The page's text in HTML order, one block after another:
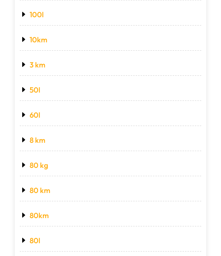
100l
10km
3 km
50l
60l
8 km
80 kg
80 km
80km
80l